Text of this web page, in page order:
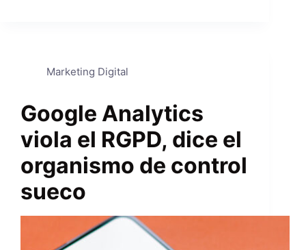
Marketing Digital
Google Analytics
viola el RGPD, dice el
organismo de control
sueco